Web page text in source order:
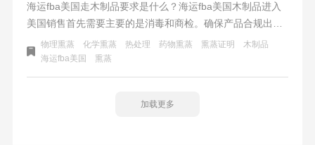
海运fba美国走木制品要求是什么？海运fba美国木制品进入
美国销售首先需要主要的是消毒和商检。确保产品合规出
口，避免病虫害是国际运输木制品最重要的目的。其中分两
种情况;木制产品、和木质包装类型。木制品属于采用木材为
物理熏蒸 化学熏蒸 热处理 药物熏蒸 熏蒸证明
木制品
海运fba美国
熏蒸
加载更多